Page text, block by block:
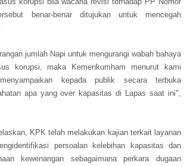
benar-benar ditujukan untuk mencegah
jumlah Napi untuk mengurangi wabah bahaya
korupsi, maka Kemenkumham menurut kami
kepada publik secara terbuka
apa yang over kapasitas di Lapas saat ini",
KPK telah melakukan kajian terkait layanan
persoalan kelebihan kapasitas dan
kewenangan sebagaimana perkara dugaan